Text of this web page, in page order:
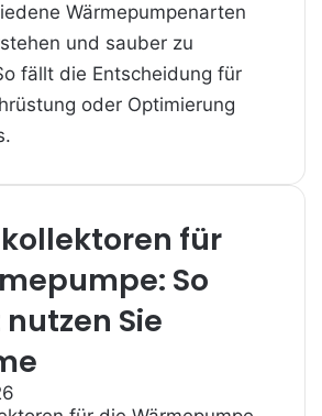
Wärmepumpenarten
und sauber zu
fällt die Entscheidung für
oder Optimierung
für
So
Sie